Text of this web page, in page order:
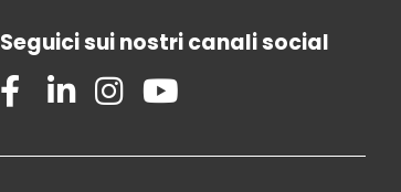
Seguici sui nostri canali social